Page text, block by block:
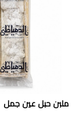
ملبن حبل عين جمل